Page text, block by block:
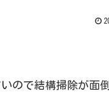
ので結構掃除が面